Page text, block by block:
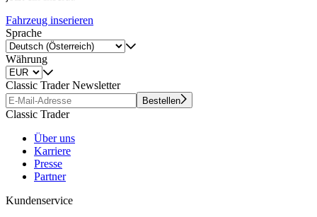
Fahrzeug inserieren
Sprache
Währung
Classic Trader Newsletter
Bestellen
Classic Trader
Über uns
Karriere
Presse
Partner
Kundenservice